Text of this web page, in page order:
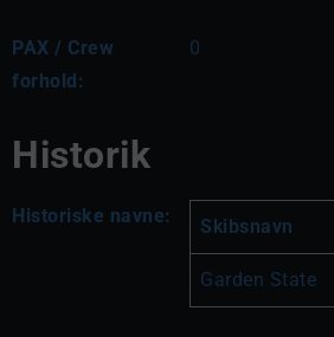
PAX / Crew
forhold:
0
Historik
Historiske navne: Skibsnavn
Garden State